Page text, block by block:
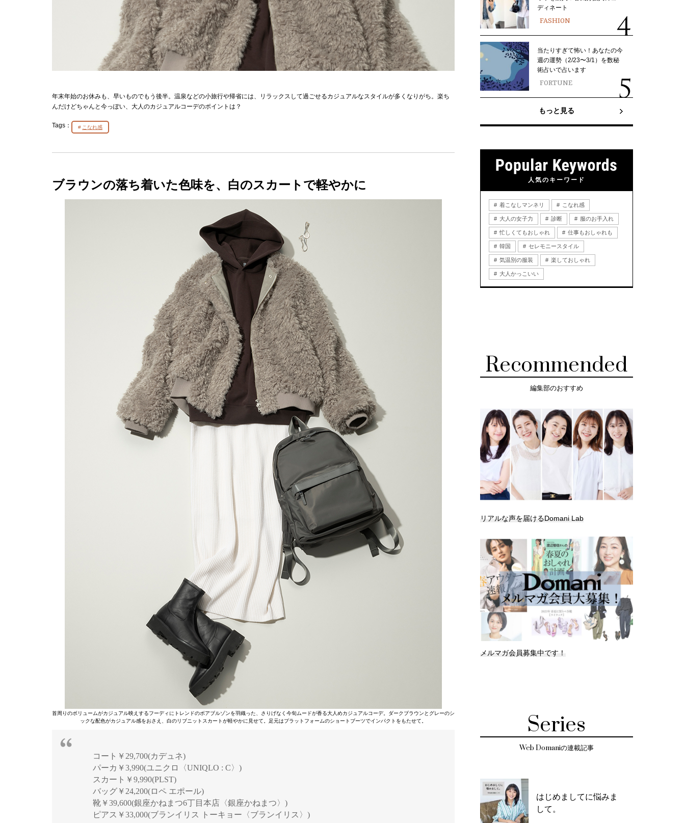
年末年始のお休みも、早いものでもう後半。温泉などの小旅行や帰省には、リラックスして過ごせるカジュアルなスタイルが多くなりがち。楽ち
んだけどちゃんと今っぽい、大人のカジュアルコーデのポイントは？
Tags： こなれ感
ブラウンの落ち着いた色味を、白のスカートで軽やかに
首周りのボリュームがカジュアル映えするフーディにトレンドのボアブルゾンを羽織った、さりげなく今旬ムードが香る大人めカジュアルコーデ。ダークブラウンとグレーのシ
ックな配色がカジュアル感をおさえ、白のリブニットスカートが軽やかに見せて。足元はプラットフォームのショートブーツでインパクトをもたせて。
コート￥29,700(カデュネ)
パーカ￥3,990(ユニクロ〈UNIQLO : C〉)
スカート￥9,990(PLST)
バッグ￥24,200(ロペ エポール)
靴￥39,600(銀座かねまつ6丁目本店〈銀座かねまつ〉)
ピアス￥33,000(ブランイリス トーキョー〈ブランイリス〉)
ディネート
FASHION
当たりすぎて怖い！あなたの今
週の運勢（2/23〜3/1）を数秘
術占いで占います
FORTUNE
もっと見る
人気のキーワード
着こなしマンネリ こなれ感
大人の女子力 診断 服のお手入れ
忙しくてもおしゃれ 仕事もおしゃれも
韓国 セレモニースタイル
気温別の服装 楽しておしゃれ
大人かっこいい
Recommended
編集部のおすすめ
リアルな声を届けるDomani Lab
メルマガ会員募集中です！
Series
Web Domaniの連載記事
はじめましてに悩みま
して。